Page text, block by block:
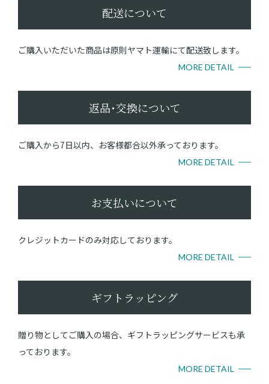
配送について
ご購入いただいた商品は原則ヤマト運輸にて配送致します。
MORE DETAIL
返品･交換について
ご購入から7日以内、お客様都合以外承っております。
MORE DETAIL
お支払いについて
クレジットカードのみ対応しております。
MORE DETAIL
ギフトラッピング
贈り物としてご購入の場合、ギフトラッピングサービスも承
っております。
MORE DETAIL